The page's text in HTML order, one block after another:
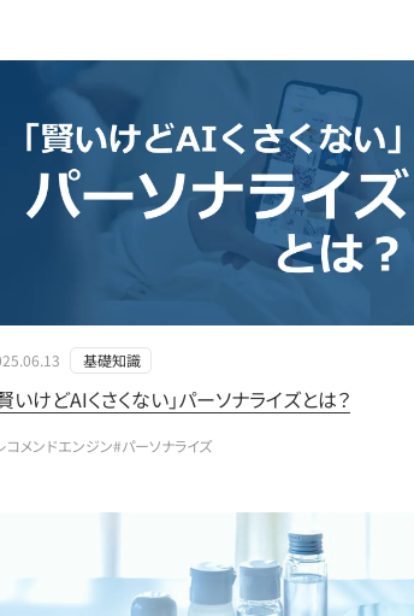
基礎知識
いけどAIくさくない」パーソナライズとは？
コメンドエンジン#パーソナライズ